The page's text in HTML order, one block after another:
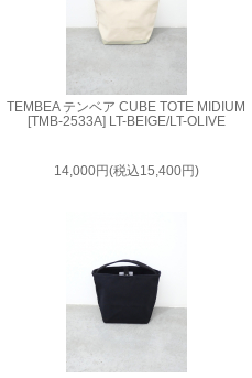
TEMBEA テンベア CUBE TOTE MIDIUM
[TMB-2533A] LT-BEIGE/LT-OLIVE
14,000円(税込15,400円)